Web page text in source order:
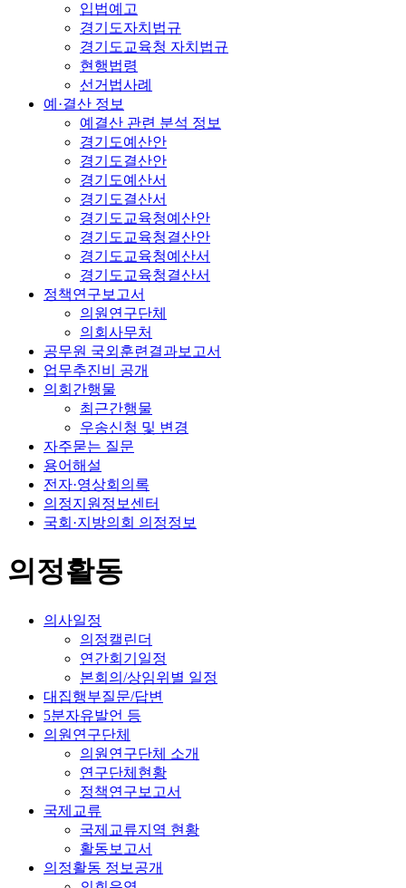
입법예고
경기도자치법규
경기도교육청 자치법규
현행법령
선거법사례
예·결산 정보
예결산 관련 분석 정보
경기도예산안
경기도결산안
경기도예산서
경기도결산서
경기도교육청예산안
경기도교육청결산안
경기도교육청예산서
경기도교육청결산서
정책연구보고서
의원연구단체
의회사무처
공무원 국외훈련결과보고서
업무추진비 공개
의회간행물
최근간행물
우송신청 및 변경
자주묻는 질문
용어해설
전자·영상회의록
의정지원정보센터
국회·지방의회 의정정보
의정활동
의사일정
의정캘린더
연간회기일정
본회의/상임위별 일정
대집행부질문/답변
5분자유발언 등
의원연구단체
의원연구단체 소개
연구단체현황
정책연구보고서
국제교류
국제교류지역 현황
활동보고서
의정활동 정보공개